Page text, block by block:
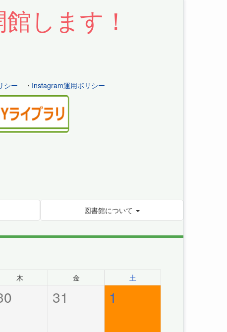
します！
シー ・ Instagram運用ポリシー
図書館について
木 金 土
31 1